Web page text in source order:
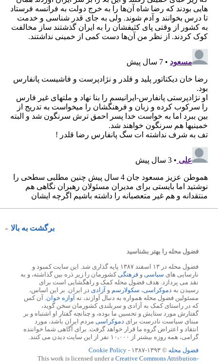
برگشت به بالا
فضول محله را بهتر بشناسید
فضول محله در ۱۳ اسفند ۱۳۸۷ پایه گذاری شد. این سایت کمبود و
نارسایی های سیاسی و فرهنگیکشورمان را زیر ذره بین گذاشته، و به
نقد می پردازد. هدف فضول محله کمک و راهگشایی است برای
رسیدن به دموکراسی، سکولارسم و آزادی در ایران. بر این اساس،
مسئولین فضول محله همواره به دنبال آوازند، نه آوازه خوان. آن کس
که در راستای کمک به آزادی و سربلندی کشورمان سخن گوید،
گفتارش مورد ستایش و تحسین ما بوده، و چنانچه گفتار او اشتباه و بر
مبنای سیاست نادرست برای دموکراسی مردم ایران باشد، مورد
انتقاد و اعتراض گروه ما قرار خواهد گرفت. برای آگاهی شما خواننده
گرامی، همه روزه بیشتر از ۱۰،۰۰۰ نفر از این سایت دیدن می کنند.
فضول محله © ۱۳۹۳-۱۳۸۷ -
Cookie Policy
This work is licensed under a Creative Commons Attribution-